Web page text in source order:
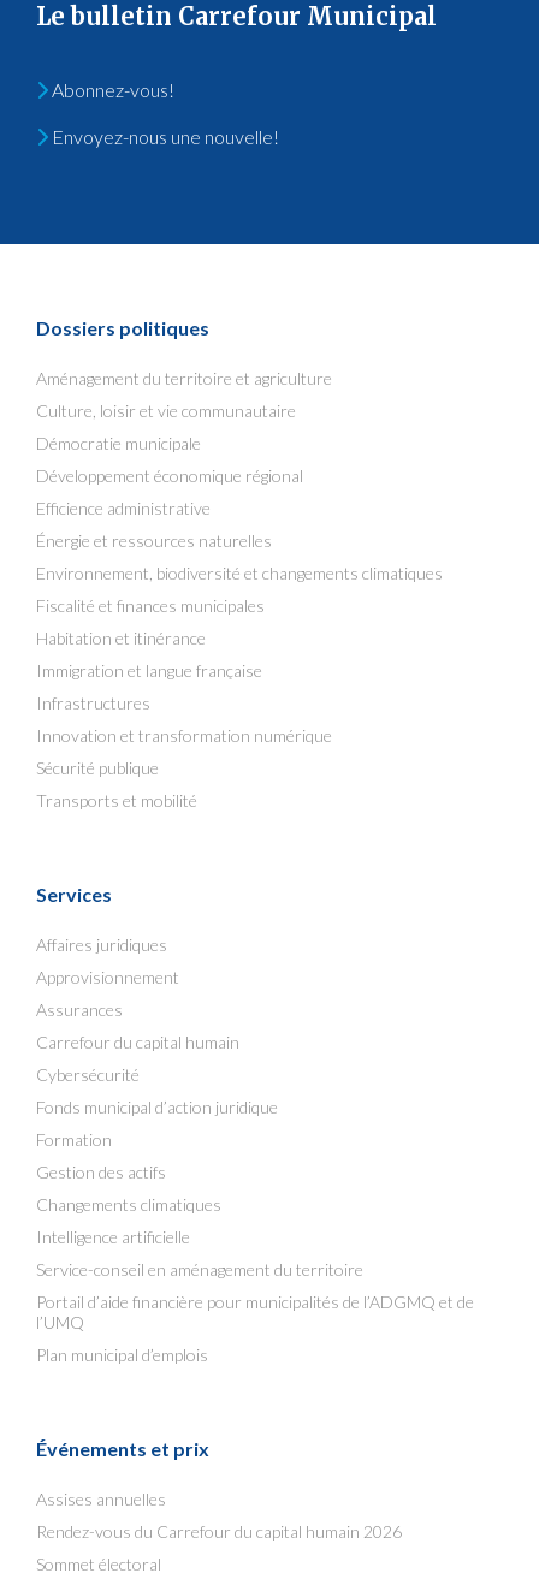
Le bulletin Carrefour Municipal
Abonnez-vous!
Envoyez-nous une nouvelle!
Dossiers politiques
Aménagement du territoire et agriculture
Culture, loisir et vie communautaire
Démocratie municipale
Développement économique régional
Efficience administrative
Énergie et ressources naturelles
Environnement, biodiversité et changements climatiques
Fiscalité et finances municipales
Habitation et itinérance
Immigration et langue française
Infrastructures
Innovation et transformation numérique
Sécurité publique
Transports et mobilité
Services
Affaires juridiques
Approvisionnement
Assurances
Carrefour du capital humain
Cybersécurité
Fonds municipal d’action juridique
Formation
Gestion des actifs
Changements climatiques
Intelligence artificielle
Service-conseil en aménagement du territoire
Portail d’aide financière pour municipalités de l’ADGMQ et de
l’UMQ
Plan municipal d’emplois
Événements et prix
Assises annuelles
Rendez-vous du Carrefour du capital humain 2026
Sommet électoral